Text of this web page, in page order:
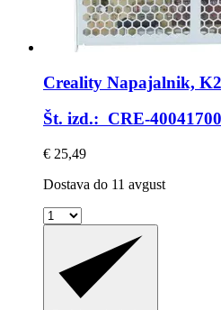
Creality Napajalnik,
Št. izd.: CRE-
€ 25,49
Dostava do 11 avgust